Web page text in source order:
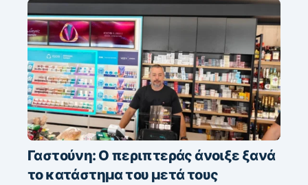
Γαστούνη: Ο περιπτεράς άνοιξε ξανά
το κατάστημα του μετά τους